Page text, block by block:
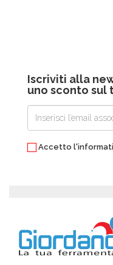
Iscriviti alla
uno sconto sul
Accetto